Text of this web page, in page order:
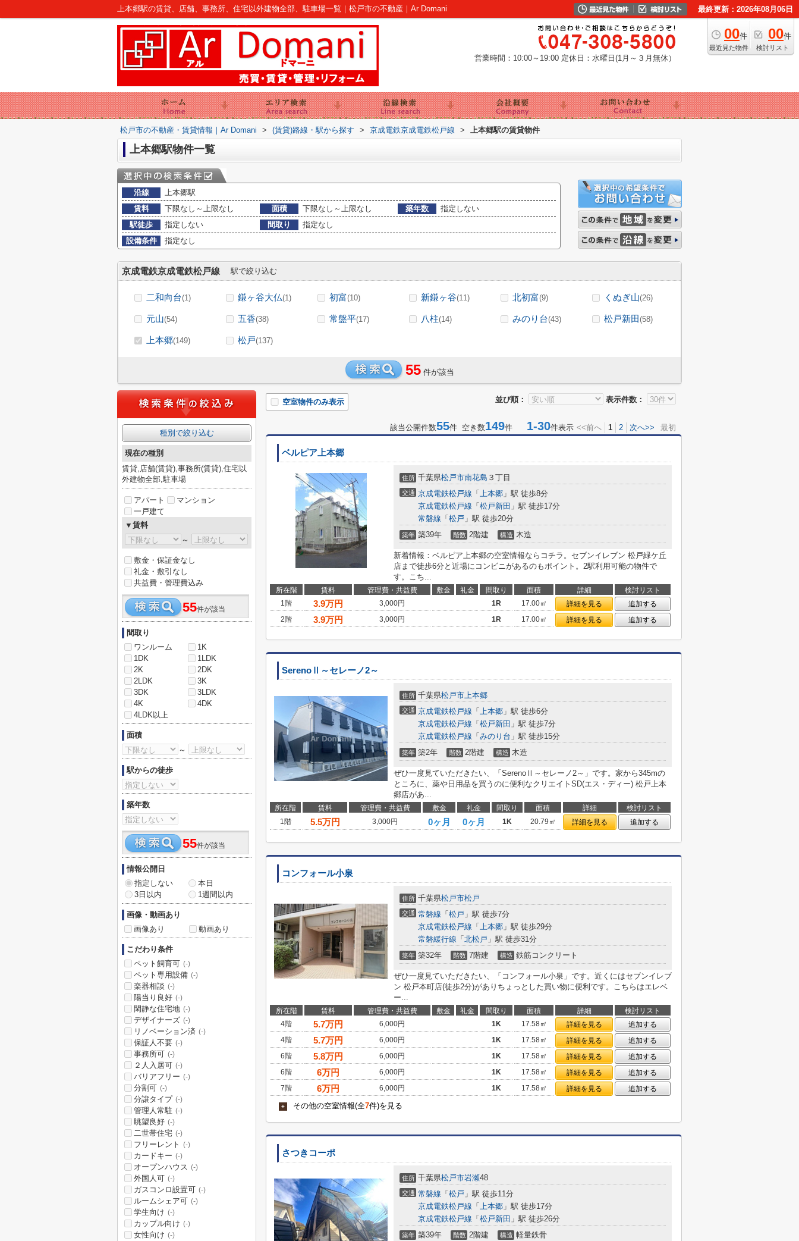
上本郷駅の賃貸、店舗、事務所、住宅以外建物全部、駐車場一覧｜松戸市の不動産｜Ar Domani 最終更新：2026年08月06日
00件
最近見た物件
00件
検討リスト
営業時間：10:00～19:00 定休日：水曜日(1月～３月無休）
松戸市の不動産・賃貸情報｜Ar Domani > (賃貸)路線・駅から探す > 京成電鉄京成電鉄松戸線 > 上本郷駅の賃貸物件
上本郷駅物件一覧
沿線
上本郷駅
賃料
下限なし～上限なし 面積 下限なし～上限なし 築年数
指定しない
駅徒歩
指定しない 間取り
指定なし
設備条件
指定なし
京成電鉄京成電鉄松戸線 駅で絞り込む
二和向台(1) 鎌ヶ谷大仏(1) 初富(10) 新鎌ヶ谷(11) 北初富(9) くぬぎ山(26)
元山(54) 五香(38) 常盤平(17) 八柱(14) みのり台(43) 松戸新田(58)
上本郷(149) 松戸(137)
55 件が該当
並び順： 表示件数：
空室物件のみ表示
該当公開件数55件 空き数149件 1-30件表示 <<前へ 1 2 次へ>> 最初
ベルピア上本郷
住所 千葉県松戸市南花島 ３丁目
交通 京成電鉄松戸線 「 上本郷 」駅 徒歩8分
京成電鉄松戸線 「 松戸新田 」駅 徒歩17分
常磐線 「 松戸 」駅 徒歩20分
築年 築39年 階数 2階建 構造 木造
新着情報：ベルピア上本郷の空室情報ならコチラ。セブンイレブン 松戸緑ケ丘
店まで徒歩6分と近場にコンビニがあるのもポイント。2駅利用可能の物件で
す。こち...
所在階 賃料 管理費・共益費 敷金 礼金 間取り 面積 詳細
検討リスト
1階
3.9万円 3,000円 1R 17.00㎡ 詳細を見る
追加する
2階
3.9万円 3,000円 1R 17.00㎡ 詳細を見る 追加する
SerenoⅡ～セレーノ2～
住所 千葉県松戸市上本郷
交通 京成電鉄松戸線 「 上本郷 」駅 徒歩6分
京成電鉄松戸線 「 松戸新田 」駅 徒歩7分
京成電鉄松戸線 「 みのり台 」駅 徒歩15分
築年 築2年 階数 2階建 構造 木造
ぜひ一度見ていただきたい、「SerenoⅡ～セレーノ2～」です。家から345mの
ところに、薬や日用品を買うのに便利なクリエイトSD(エス・ディー) 松戸上本
郷店があ...
所在階 賃料 管理費・共益費 敷金 礼金 間取り 面積 詳細
検討リスト
1階
5.5万円 3,000円 0ヶ月 0ヶ月 1K 20.79㎡ 詳細を見る 追加する
コンフォール小泉
住所 千葉県松戸市松戸
交通 常磐線 「 松戸 」駅 徒歩7分
京成電鉄松戸線 「 上本郷 」駅 徒歩29分
常磐緩行線 「 北松戸 」駅 徒歩31分
築年 築32年 階数 7階建 構造 鉄筋コンクリート
ぜひ一度見ていただきたい、「コンフォール小泉」です。近くにはセブンイレブ
ン 松戸本町店(徒歩2分)がありちょっとした買い物に便利です。こちらはエレベ
ー...
所在階 賃料 管理費・共益費 敷金 礼金 間取り 面積 詳細
検討リスト
4階
5.7万円 6,000円 1K 17.58㎡ 詳細を見る
追加する
4階
5.7万円 6,000円 1K 17.58㎡ 詳細を見る
追加する
6階
5.8万円 6,000円 1K 17.58㎡ 詳細を見る
追加する
6階
6万円 6,000円 1K 17.58㎡ 詳細を見る
追加する
7階
6万円 6,000円 1K 17.58㎡ 詳細を見る 追加する
+ その他の空室情報(全7件)を見る
さつきコーポ
住所 千葉県松戸市岩瀬48
交通 常磐線 「 松戸 」駅 徒歩11分
京成電鉄松戸線 「 上本郷 」駅 徒歩17分
京成電鉄松戸線 「 松戸新田 」駅 徒歩26分
築年 築39年 階数 2階建 構造 軽量鉄骨
種別で絞り込む
現在の種別
賃貸,店舗(賃貸),事務所(賃貸),住宅以
外建物全部,駐車場
アパート
マンション
一戸建て
▼賃料
～
敷金・保証金なし
礼金・敷引なし
共益費・管理費込み
55件が該当
間取り
ワンルーム
1K
1DK
1LDK
2K
2DK
2LDK
3K
3DK
3LDK
4K
4DK
4LDK以上
面積
～
駅からの徒歩
築年数
55件が該当
情報公開日
指定しない
本日
3日以内
1週間以内
画像・動画あり
画像あり
動画あり
こだわり条件
ペット飼育可 (-)
ペット専用設備 (-)
楽器相談 (-)
陽当り良好 (-)
閑静な住宅地 (-)
デザイナーズ (-)
リノベーション済 (-)
保証人不要 (-)
事務所可 (-)
２人入居可 (-)
バリアフリー (-)
分割可 (-)
分譲タイプ (-)
管理人常駐 (-)
眺望良好 (-)
二世帯住宅 (-)
フリーレント (-)
カードキー (-)
オープンハウス (-)
外国人可 (-)
ガスコンロ設置可 (-)
ルームシェア可 (-)
学生向け (-)
カップル向け (-)
女性向け (-)